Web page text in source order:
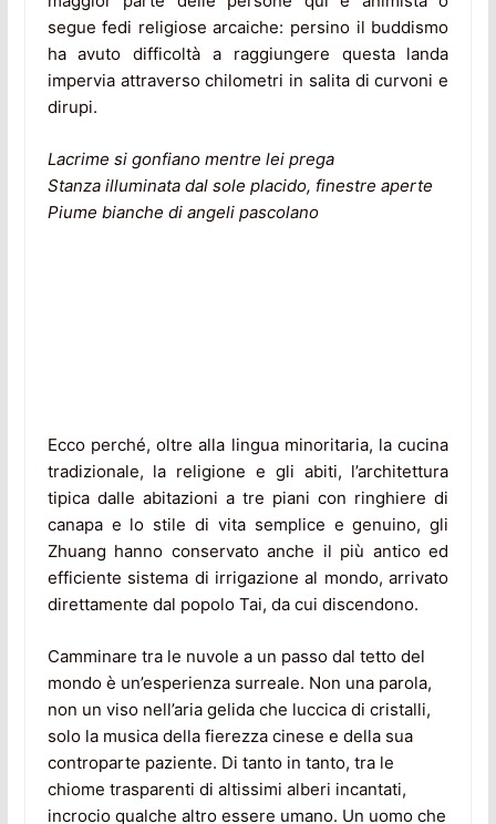
segue fedi religiose arcaiche: persino il buddismo
ha avuto difficoltà a raggiungere questa landa
impervia attraverso chilometri in salita di curvoni e
dirupi.
Lacrime si gonfiano mentre lei prega
Stanza illuminata dal sole placido, finestre aperte
Piume bianche di angeli pascolano
Ecco perché, oltre alla lingua minoritaria, la cucina
tradizionale, la religione e gli abiti, l’architettura
tipica dalle abitazioni a tre piani con ringhiere di
canapa e lo stile di vita semplice e genuino, gli
Zhuang hanno conservato anche il più antico ed
efficiente sistema di irrigazione al mondo, arrivato
direttamente dal popolo Tai, da cui discendono.
Camminare tra le nuvole a un passo dal tetto del
mondo è un’esperienza surreale. Non una parola,
non un viso nell’aria gelida che luccica di cristalli,
solo la musica della fierezza cinese e della sua
controparte paziente. Di tanto in tanto, tra le
chiome trasparenti di altissimi alberi incantati,
incrocio qualche altro essere umano. Un uomo che